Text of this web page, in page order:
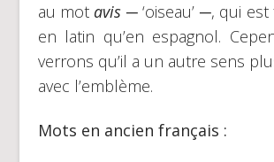
au mot avis ─ ‘oiseau’ ─, qui
en latin qu’en espagnol.
verrons qu’il a un autre sens
avec l’emblème.
Mots en ancien français :